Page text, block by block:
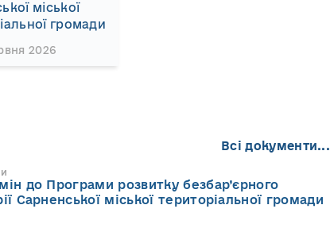
міської
громади
2026
Всі документи...
до Програми розвитку безбар’єрного
Сарненської міської територіальної громади